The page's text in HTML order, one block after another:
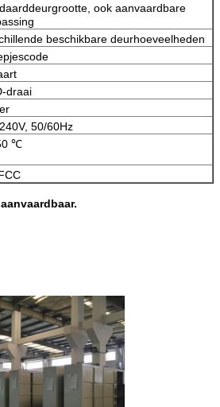
VERZENDEN
ook aanvaardbare
beschikbare deurhoeveelheden
draai
50/60Hz
℃